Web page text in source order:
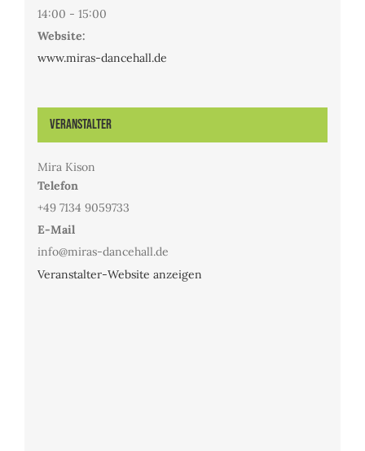
14:00 - 15:00
Website:
www.miras-dancehall.de
Veranstalter
Mira Kison
Telefon
+49 7134 9059733
E-Mail
info@miras-dancehall.de
Veranstalter-Website anzeigen